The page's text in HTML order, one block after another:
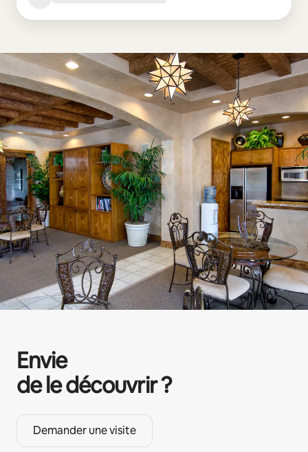
Envie
de le découvrir ?
Demander une visite